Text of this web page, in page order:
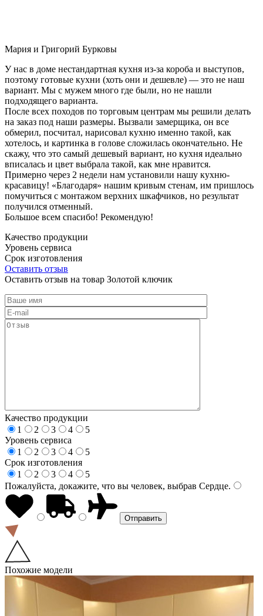
Мария и Григорий Бурковы
У нас в доме нестандартная кухня из-за короба и выступов,
поэтому готовые кухни (хоть они и дешевле) — это не наш
вариант. Мы с мужем много где были, но не нашли
подходящего варианта.
После всех походов по торговым центрам мы решили делать
на заказ под наши размеры. Вызвали замерщика, он все
обмерил, посчитал, нарисовал кухню именно такой, как
хотелось, и картинка в голове сложилась окончательно. Не
скажу, что это самый дешевый вариант, но кухня идеально
вписалась и цвет выбрала такой, как мне нравится.
Примерно через 2 недели нам установили нашу кухню-
красавицу! «Благодаря» нашим кривым стенам, им пришлось
помучиться с монтажом верхних шкафчиков, но результат
получился отменный.
Большое всем спасибо! Рекомендую!
Качество продукции
Уровень сервиса
Срок изготовления
Оставить отзыв
Оставить отзыв на товар Золотой ключик
Качество продукции
1
2 3 4
5
Уровень сервиса
1
2 3 4
5
Срок изготовления
1
2 3 4
5
Пожалуйста, докажите, что вы человек, выбрав Сердце.
Похожие модели